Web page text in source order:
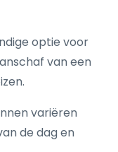
optie voor
van een
variëren
de dag en